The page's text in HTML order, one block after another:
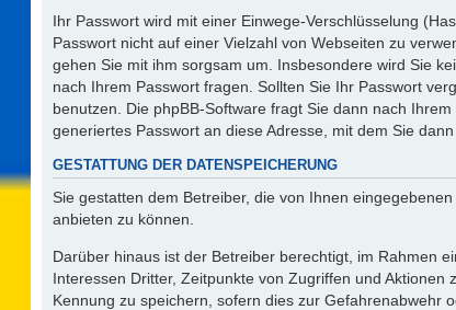
Ihr Passwort wird mit einer Einwege-Verschlüsselung
Passwort nicht auf einer Vielzahl von Webseiten zu
gehen Sie mit ihm sorgsam um. Insbesondere wird Sie
nach Ihrem Passwort fragen. Sollten Sie Ihr Passwort
benutzen. Die phpBB-Software fragt Sie dann nach
generiertes Passwort an diese Adresse, mit dem Sie
GESTATTUNG DER DATENSPEICHERUNG
Sie gestatten dem Betreiber, die von Ihnen
anbieten zu können.
Darüber hinaus ist der Betreiber berechtigt, im Rahmen
Interessen Dritter, Zeitpunkte von Zugriffen und
Kennung zu speichern, sofern dies zur Gefahrenabwehr